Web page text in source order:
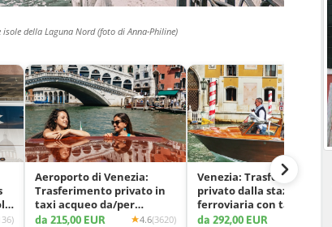
della Laguna Nord (foto di Anna-Philine)
Aeroporto di Venezia:
Trasferimento privato in
taxi acqueo da/per
Venezia
da 215,00 EUR 4.6(3620)
Venezia: Trasferimento
privato dalla stazione
ferroviaria con taxi
acqueo
da 292,00 EUR